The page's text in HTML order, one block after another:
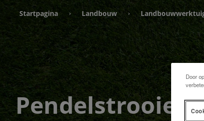
Startpagina › Landbouw ›
Pendelstrooier
Door